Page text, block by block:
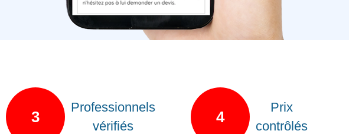
3
Professionnels
vérifiés
4
Prix
contrôlés